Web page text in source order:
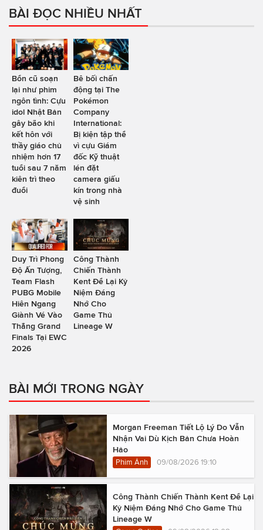
BÀI ĐỌC NHIỀU NHẤT
Bổn cũ soạn
lại như phim
ngôn tình: Cựu
idol Nhật Bản
gây bão khi
kết hôn với
thầy giáo chủ
nhiệm hơn 17
tuổi sau 7 năm
kiên trì theo
đuổi
Bê bối chấn
động tại The
Pokémon
Company
International:
Bị kiện tập thể
vì cựu Giám
đốc Kỹ thuật
lén đặt
camera giấu
kín trong nhà
vệ sinh
Duy Trì Phong
Độ Ấn Tượng,
Team Flash
PUBG Mobile
Hiên Ngang
Giành Vé Vào
Thẳng Grand
Finals Tại EWC
2026
Công Thành
Chiến Thành
Kent Để Lại Kỷ
Niệm Đáng
Nhớ Cho
Game Thủ
Lineage W
BÀI MỚI TRONG NGÀY
Morgan Freeman Tiết Lộ Lý Do Vẫn
Nhận Vai Dù Kịch Bản Chưa Hoàn
Hảo
Phim Ảnh 09/08/2026 19:10
Công Thành Chiến Thành Kent Để Lại
Kỷ Niệm Đáng Nhớ Cho Game Thủ
Lineage W